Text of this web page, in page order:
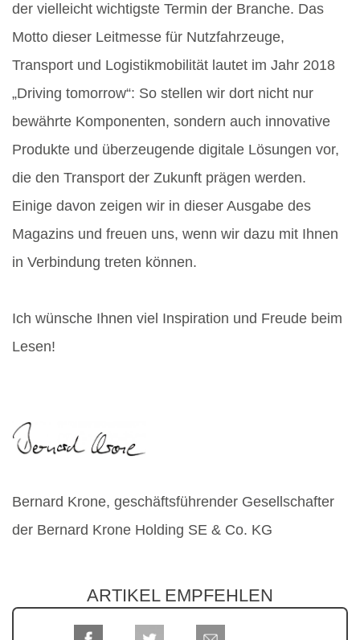
der vielleicht wichtigste Termin der Branche. Das
Motto dieser Leitmesse für Nutzfahrzeuge,
Transport und Logistikmobilität lautet im Jahr 2018
„Driving tomorrow“: So stellen wir dort nicht nur
bewährte Komponenten, sondern auch innovative
Produkte und überzeugende digitale Lösungen vor,
die den Transport der Zukunft prägen werden.
Einige davon zeigen wir in dieser Ausgabe des
Magazins und freuen uns, wenn wir dazu mit Ihnen
in Verbindung treten können.
Ich wünsche Ihnen viel Inspiration und Freude beim
Lesen!
Bernard Krone, geschäftsführender Gesellschafter
der Bernard Krone Holding SE & Co. KG
ARTIKEL EMPFEHLEN